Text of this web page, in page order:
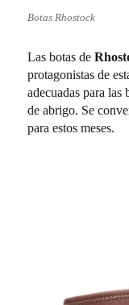
Botas Rhostock
Las botas de
protagonistas de
adecuadas para las
de abrigo. Se
para estos meses.